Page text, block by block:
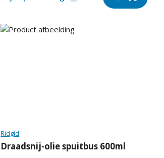
Ridgid
Draadsnij-olie spuitbus 600ml